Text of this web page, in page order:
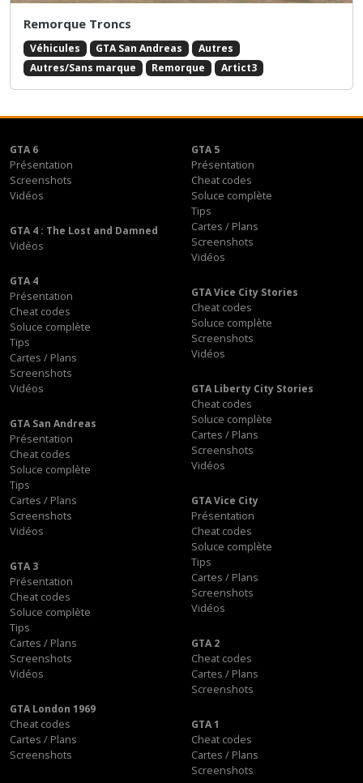
Remorque Troncs
Véhicules GTA San Andreas
Autres
Autres/Sans marque
Remorque Artict3
GTA 6
Présentation
Screenshots
Vidéos
GTA 5
Présentation
Cheat codes
Soluce complète
Tips
Cartes / Plans
Screenshots
Vidéos
GTA 4 : The Lost and Damned
Vidéos
GTA 4
Présentation
Cheat codes
Soluce complète
Tips
Cartes / Plans
Screenshots
Vidéos
GTA Vice City Stories
Cheat codes
Soluce complète
Screenshots
Vidéos
GTA Liberty City Stories
Cheat codes
Soluce complète
Cartes / Plans
Screenshots
Vidéos
GTA San Andreas
Présentation
Cheat codes
Soluce complète
Tips
Cartes / Plans
Screenshots
Vidéos
GTA Vice City
Présentation
Cheat codes
Soluce complète
Tips
Cartes / Plans
Screenshots
Vidéos
GTA 3
Présentation
Cheat codes
Soluce complète
Tips
Cartes / Plans
Screenshots
Vidéos
GTA 2
Cheat codes
Cartes / Plans
Screenshots
GTA London 1969
Cheat codes
Cartes / Plans
Screenshots
GTA 1
Cheat codes
Cartes / Plans
Screenshots